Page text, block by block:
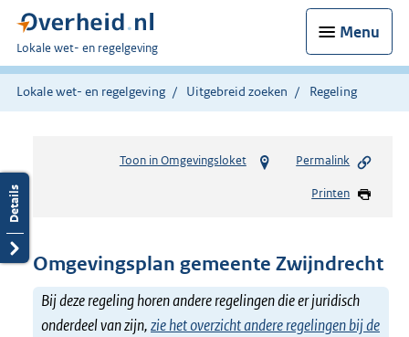
Menu
U
bent
hier:
Lokale wet- en regelgeving
Lokale wet- en regelgeving Uitgebreid zoeken Regeling
Toon in Omgevingsloket Permalink
Printen
Omgevingsplan gemeente Zwijndrecht
Bij deze regeling horen andere regelingen die er juridisch
onderdeel van zijn,zie het overzicht andere regelingen bij de